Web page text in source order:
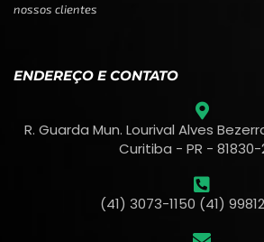
nossos clientes
ENDEREÇO E CONTATO
R. Guarda Mun. Lourival Alves
Curitiba - PR - 81830-
(41) 3073-1150 (41)